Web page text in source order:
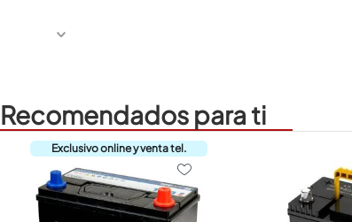
Recomendados para ti